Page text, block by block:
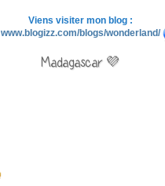
Viens visiter mon blog :
www.blogizz.com/blogs/wonderland/
Madagascar 💜